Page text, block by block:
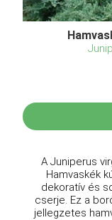
A Juniperus
Hamvaskék
dekoratív és
cserje. Ez a
jellegzetes